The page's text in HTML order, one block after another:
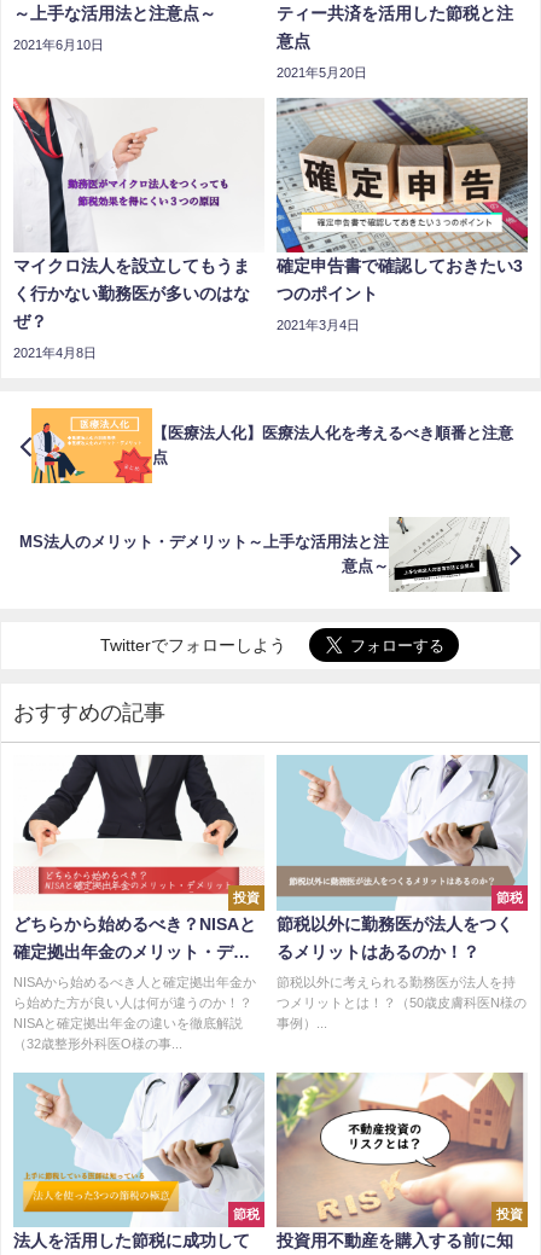
～上手な活用法と注意点～
2021年6月10日
ティー共済を活用した節税と注
意点
2021年5月20日
マイクロ法人を設立してもうま
く行かない勤務医が多いのはな
ぜ？
2021年4月8日
確定申告書で確認しておきたい3
つのポイント
2021年3月4日
【医療法人化】医療法人化を考えるべき順番と注意
点
MS法人のメリット・デメリット～上手な活用法と注
意点～
Twitterでフォローしよう
おすすめの記事
投資
どちらから始めるべき？NISAと
確定拠出年金のメリット・デメ
リット
NISAから始めるべき人と確定拠出年金か
ら始めた方が良い人は何が違うのか！？
NISAと確定拠出年金の違いを徹底解説
（32歳整形外科医O様の事...
節税
節税以外に勤務医が法人をつく
るメリットはあるのか！？
節税以外に考えられる勤務医が法人を持
つメリットとは！？（50歳皮膚科医N様の
事例）...
節税
法人を活用した節税に成功して
投資
投資用不動産を購入する前に知